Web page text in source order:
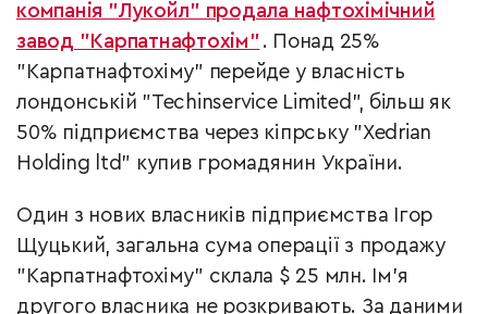
компанія "Лукойл" продала нафтохімічний
завод "Карпатнафтохім" . Понад 25%
"Карпатнафтохіму" перейде у власність
лондонській "Techinservice Limited", більш як
50% підприємства через кіпрську "Xedrian
Holding ltd" купив громадянин України.
Один з нових власників підприємства Ігор
Щуцький, загальна сума операції з продажу
"Карпатнафтохіму" склала $ 25 млн. Ім'я
другого власника не розкривають. За даними